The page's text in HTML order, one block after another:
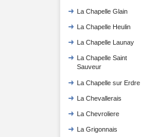
La Chapelle Glain
La Chapelle Heulin
La Chapelle Launay
La Chapelle Saint
Sauveur
La Chapelle sur Erdre
La Chevallerais
La Chevroliere
La Grigonnais